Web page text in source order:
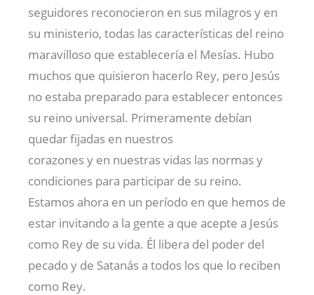
seguidores reconocieron en sus milagros y en
su ministerio, todas las características del reino
maravilloso que establecería el Mesías. Hubo
muchos que quisieron hacerlo Rey, pero Jesús
no estaba preparado para establecer entonces
su reino universal. Primeramente debían
quedar fijadas en nuestros
corazones y en nuestras vidas las normas y
condiciones para participar de su reino.
Estamos ahora en un período en que hemos de
estar invitando a la gente a que acepte a Jesús
como Rey de su vida. Él libera del poder del
pecado y de Satanás a todos los que lo reciben
como Rey.